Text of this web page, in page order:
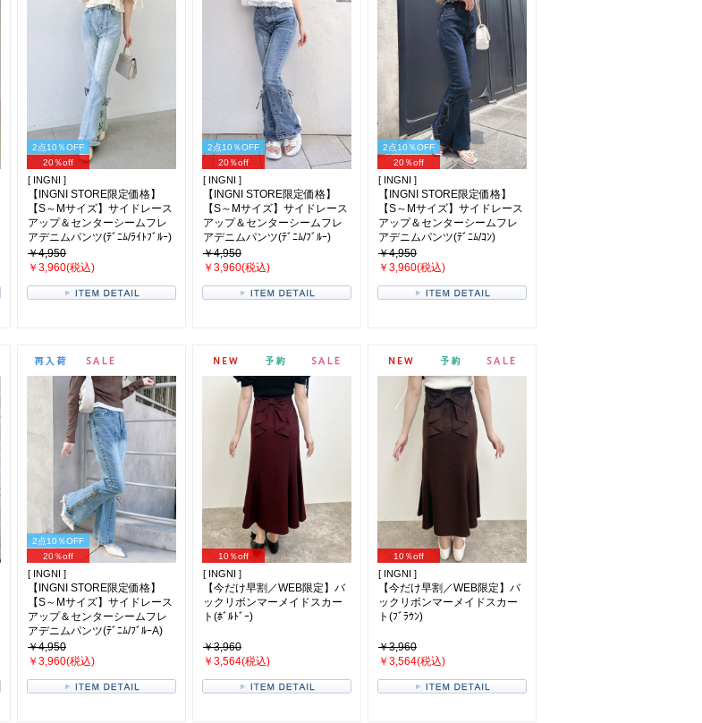
2点10％OFF
20％off
[ INGNI ]
【INGNI STORE限定価格】
【S～Mサイズ】サイドレース
アップ＆センターシームフレ
アデニムパンツ(ﾃﾞﾆﾑ/ﾗｲﾄﾌﾞﾙｰ)
￥4,950
￥3,960(税込)
2点10％OFF
20％off
[ INGNI ]
【INGNI STORE限定価格】
【S～Mサイズ】サイドレース
アップ＆センターシームフレ
アデニムパンツ(ﾃﾞﾆﾑ/ﾌﾞﾙｰ)
￥4,950
￥3,960(税込)
2点10％OFF
20％off
[ INGNI ]
【INGNI STORE限定価格】
【S～Mサイズ】サイドレース
アップ＆センターシームフレ
アデニムパンツ(ﾃﾞﾆﾑ/ｺﾝ)
￥4,950
￥3,960(税込)
2点10％OFF
20％off
[ INGNI ]
【INGNI STORE限定価格】
【S～Mサイズ】サイドレース
アップ＆センターシームフレ
アデニムパンツ(ﾃﾞﾆﾑ/ﾌﾞﾙｰA)
￥4,950
￥3,960(税込)
10％off
[ INGNI ]
【今だけ早割／WEB限定】バ
ックリボンマーメイドスカー
ト(ﾎﾞﾙﾄﾞｰ)
￥3,960
￥3,564(税込)
10％off
[ INGNI ]
【今だけ早割／WEB限定】バ
ックリボンマーメイドスカー
ト(ﾌﾞﾗｳﾝ)
￥3,960
￥3,564(税込)